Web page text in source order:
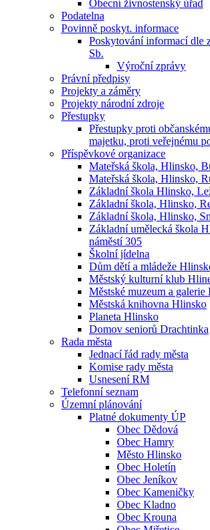
Obecní živnostenský úřad
Podatelna
Povinně poskyt. informace
Poskytování informací dle
Sb.
Výroční zprávy
Právní předpisy
Projekty a záměry
Projekty národní zdroje
Přestupky
Přestupky proti
majetku, proti veřejnému
Příspěvkové organizace
Mateřská škola, Hlinsko,
Mateřská škola, Hlinsko,
Základní škola Hlinsko,
Základní škola, Hlinsko,
Základní škola, Hlinsko,
Základní umělecká škola
náměstí 305
Školní jídelna
Dům dětí a mládeže
Městský kulturní klub
Městské muzeum a galerie
Městská knihovna Hlinsko
Planeta Hlinsko
Domov seniorů Drachtinka
Rada města
Jednací řád rady města
Komise rady města
Usnesení RM
Telefonní seznam
Územní plánování
Platné dokumenty ÚP
Obec Dědová
Obec Hamry
Město Hlinsko
Obec Holetín
Obec Jeníkov
Obec Kameničky
Obec Kladno
Obec Krouna